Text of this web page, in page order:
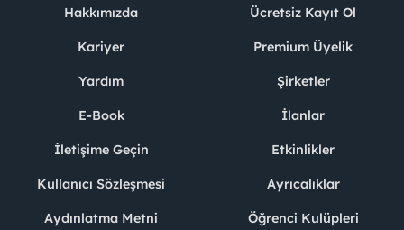
Hakkımızda
Kariyer
Yardım
E-Book
İletişime Geçin
Kullanıcı Sözleşmesi
Aydınlatma Metni
Ücretsiz Kayıt Ol
Premium Üyelik
Şirketler
İlanlar
Etkinlikler
Ayrıcalıklar
Öğrenci Kulüpleri